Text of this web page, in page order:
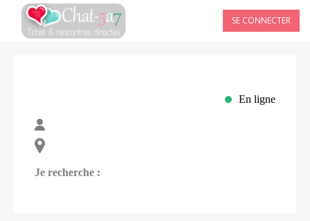
SE CONNECTER
En ligne
Je recherche :